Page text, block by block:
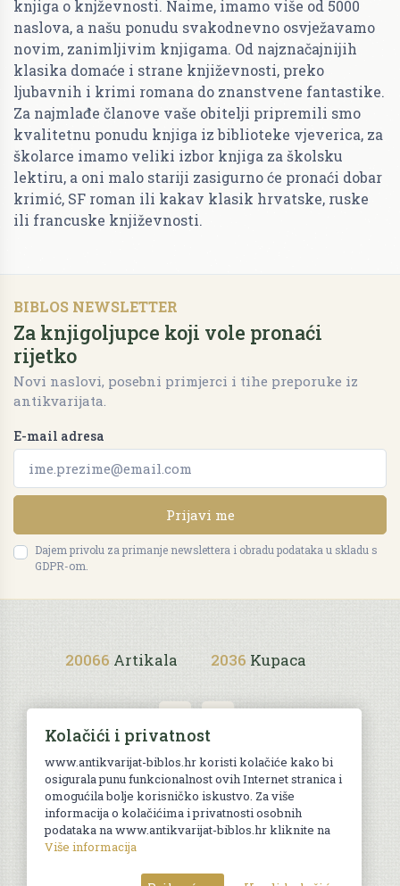
knjiga o knjževnosti. Naime, imamo više od 5000
naslova, a našu ponudu svakodnevno osvježavamo
novim, zanimljivim knjigama. Od najznačajnijih
klasika domaće i strane književnosti, preko
ljubavnih i krimi romana do znanstvene fantastike.
Za najmlađe članove vaše obitelji pripremili smo
kvalitetnu ponudu knjiga iz biblioteke vjeverica, za
školarce imamo veliki izbor knjiga za školsku
lektiru, a oni malo stariji zasigurno će pronaći dobar
krimić, SF roman ili kakav klasik hrvatske, ruske
ili francuske književnosti.
BIBLOS NEWSLETTER
Za knjigoljupce koji vole pronaći
rijetko
Novi naslovi, posebni primjerci i tihe preporuke iz
antikvarijata.
E-mail adresa
Prijavi me
Dajem privolu za primanje newslettera i obradu podataka u skladu s
GDPR-om.
20066 Artikala 2036 Kupaca
Uvjeti kupnje
© Sva prava pridržana. Web by
Kolačići i privatnost
www.antikvarijat-biblos.hr koristi kolačiće kako bi
osigurala punu funkcionalnost ovih Internet stranica i
omogućila bolje korisničko iskustvo. Za više
informacija o kolačićima i privatnosti osobnih
podataka na www.antikvarijat-biblos.hr kliknite na
Više informacija